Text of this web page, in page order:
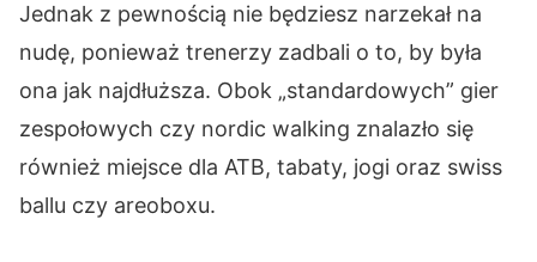
Jednak z pewnością nie będziesz narzekał na
nudę, ponieważ trenerzy zadbali o to, by była
ona jak najdłuższa. Obok „standardowych” gier
zespołowych czy nordic walking znalazło się
również miejsce dla ATB, tabaty, jogi oraz swiss
ballu czy areoboxu.